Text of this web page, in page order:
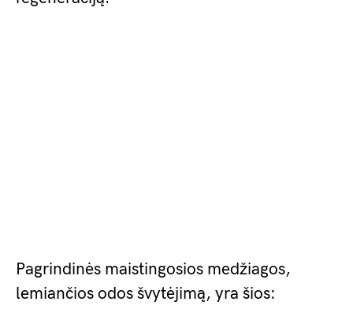
Pagrindinės maistingosios medžiagos,
lemiančios odos švytėjimą, yra šios: